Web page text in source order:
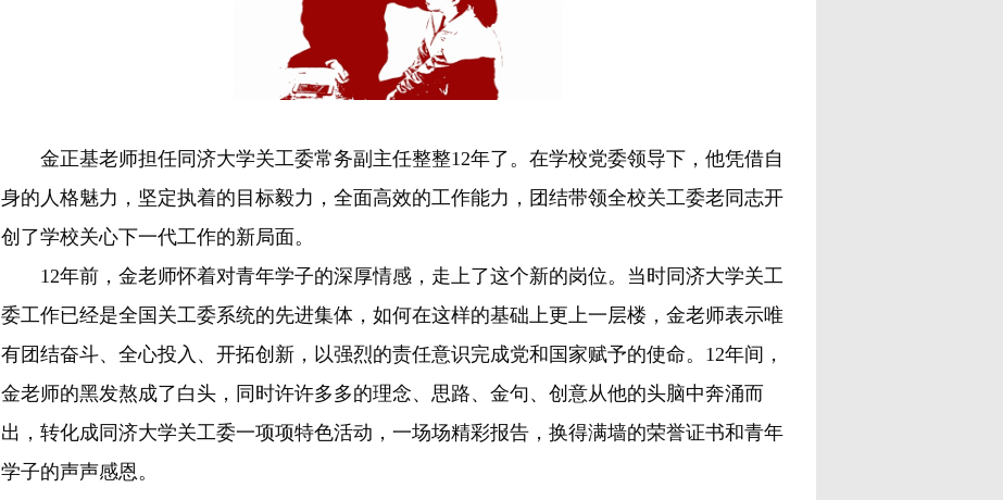
金正基老师担任同济大学关工委常务副主任整整12年了。在学校党委领导下，他凭借自
身的人格魅力，坚定执着的目标毅力，全面高效的工作能力，团结带领全校关工委老同志开
创了学校关心下一代工作的新局面。
12年前，金老师怀着对青年学子的深厚情感，走上了这个新的岗位。当时同济大学关工
委工作已经是全国关工委系统的先进集体，如何在这样的基础上更上一层楼，金老师表示唯
有团结奋斗、全心投入、开拓创新，以强烈的责任意识完成党和国家赋予的使命。12年间，
金老师的黑发熬成了白头，同时许许多多的理念、思路、金句、创意从他的头脑中奔涌而
出，转化成同济大学关工委一项项特色活动，一场场精彩报告，换得满墙的荣誉证书和青年
学子的声声感恩。